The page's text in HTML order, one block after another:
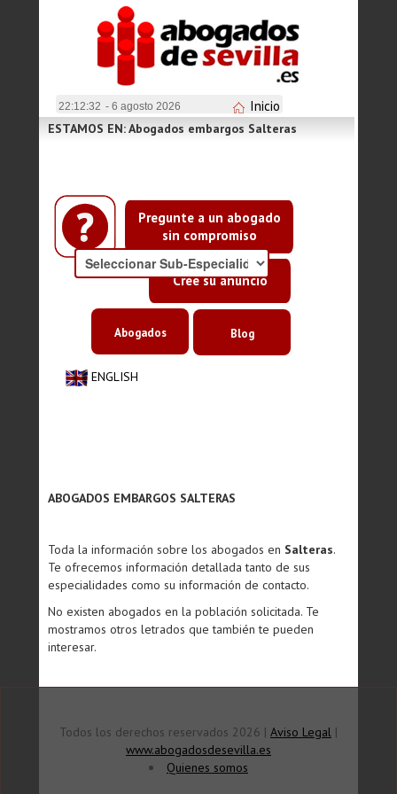
22:12:32 - 6 agosto 2026 Inicio
Pregunte a un abogado
sin compromiso
Cree su anuncio
ESTAMOS EN: Abogados embargos Salteras
ENGLISH
Abogados Blog
ABOGADOS EMBARGOS SALTERAS
Toda la información sobre los abogados en Salteras.
Te ofrecemos información detallada tanto de sus
especialidades como su información de contacto.
No existen abogados en la población solicitada. Te
mostramos otros letrados que también te pueden
interesar.
Todos los derechos reservados 2026 | Aviso Legal |
www.abogadosdesevilla.es
Quienes somos